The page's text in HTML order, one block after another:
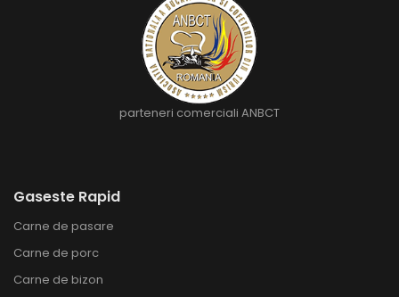
parteneri comerciali ANBCT
Gaseste Rapid
Carne de pasare
Carne de porc
Carne de bizon